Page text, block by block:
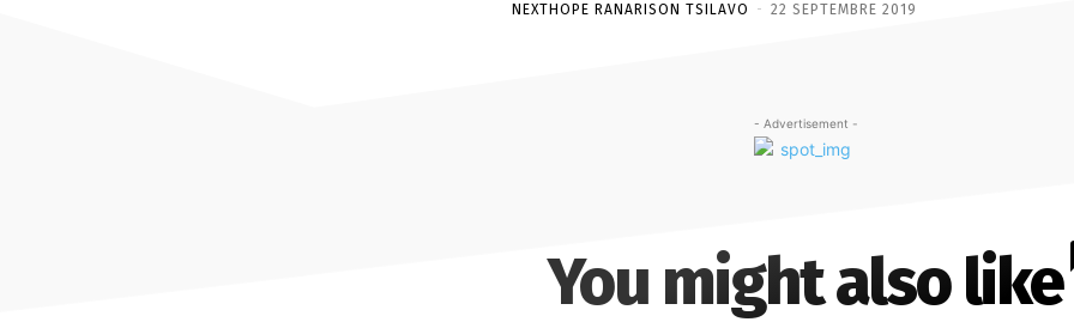
NEXTHOPE RANARISON TSILAVO - 22 SEPTEMBRE 2019
- Advertisement -
You might also like